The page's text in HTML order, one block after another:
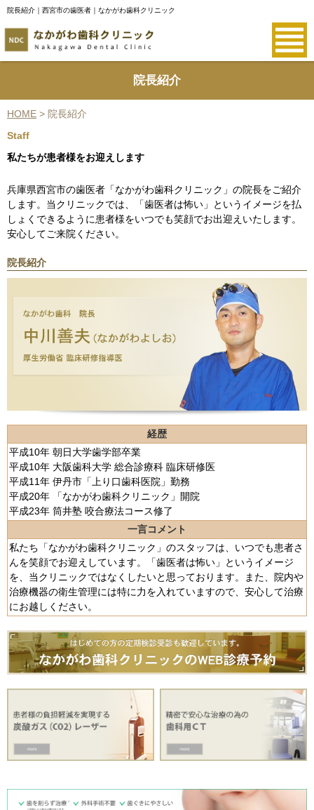
院長紹介｜西宮市の歯医者｜なかがわ歯科クリニック
院長紹介
HOME > 院長紹介
Staff
私たちが患者様をお迎えします
兵庫県西宮市の歯医者「なかがわ歯科クリニック」の院長をご紹介
します。当クリニックでは、「歯医者は怖い」というイメージを払
しょくできるように患者様をいつでも笑顔でお出迎えいたします。
安心してご来院ください。
院長紹介
経歴
平成10年 朝日大学歯学部卒業
平成10年 大阪歯科大学 総合診療科 臨床研修医
平成11年 伊丹市「上り口歯科医院」勤務
平成20年 「なかがわ歯科クリニック」開院
平成23年 筒井塾 咬合療法コース修了
一言コメント
私たち「なかがわ歯科クリニック」のスタッフは、いつでも患者さ
んを笑顔でお迎えしています。「歯医者は怖い」というイメージ
を、当クリニックではなくしたいと思っております。また、院内や
治療機器の衛生管理には特に力を入れていますので、安心して治療
にお越しください。